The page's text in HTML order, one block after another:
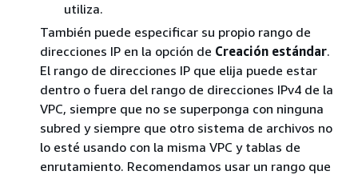
utiliza.
También puede especificar su propio rango de
direcciones IP en la opción de Creación estándar.
El rango de direcciones IP que elija puede estar
dentro o fuera del rango de direcciones IPv4 de la
VPC, siempre que no se superponga con ninguna
subred y siempre que otro sistema de archivos no
lo esté usando con la misma VPC y tablas de
enrutamiento. Recomendamos usar un rango que